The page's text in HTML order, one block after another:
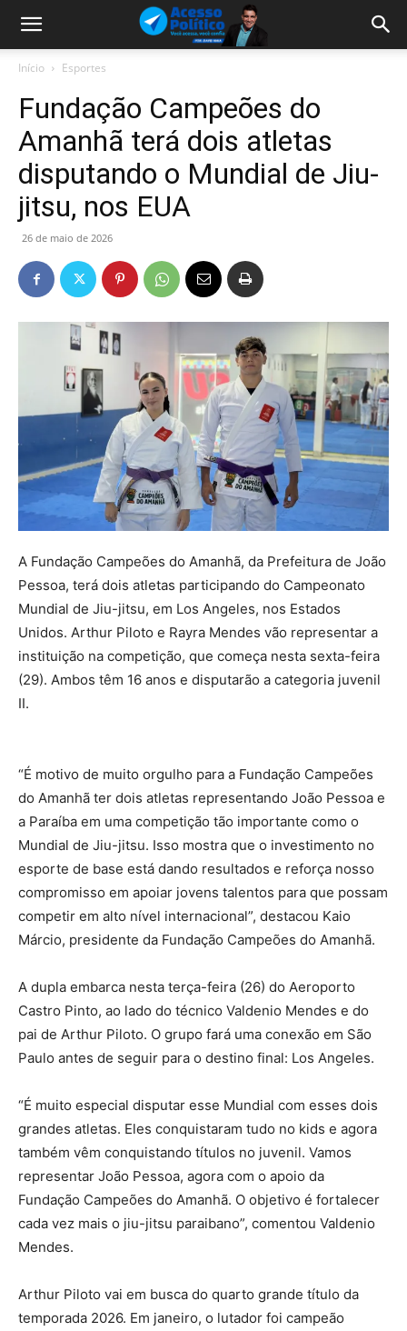
Início Esportes
Fundação Campeões do
Amanhã terá dois atletas
disputando o Mundial de Jiu-
jitsu, nos EUA
26 de maio de 2026
A Fundação Campeões do Amanhã, da Prefeitura de João
Pessoa, terá dois atletas participando do Campeonato
Mundial de Jiu-jitsu, em Los Angeles, nos Estados
Unidos. Arthur Piloto e Rayra Mendes vão representar a
instituição na competição, que começa nesta sexta-feira
(29). Ambos têm 16 anos e disputarão a categoria juvenil
II.
“É motivo de muito orgulho para a Fundação Campeões
do Amanhã ter dois atletas representando João Pessoa e
a Paraíba em uma competição tão importante como o
Mundial de Jiu-jitsu. Isso mostra que o investimento no
esporte de base está dando resultados e reforça nosso
compromisso em apoiar jovens talentos para que possam
competir em alto nível internacional”, destacou Kaio
Márcio, presidente da Fundação Campeões do Amanhã.
A dupla embarca nesta terça-feira (26) do Aeroporto
Castro Pinto, ao lado do técnico Valdenio Mendes e do
pai de Arthur Piloto. O grupo fará uma conexão em São
Paulo antes de seguir para o destino final: Los Angeles.
“É muito especial disputar esse Mundial com esses dois
grandes atletas. Eles conquistaram tudo no kids e agora
também vêm conquistando títulos no juvenil. Vamos
representar João Pessoa, agora com o apoio da
Fundação Campeões do Amanhã. O objetivo é fortalecer
cada vez mais o jiu-jitsu paraibano”, comentou Valdenio
Mendes.
Arthur Piloto vai em busca do quarto grande título da
temporada 2026. Em janeiro, o lutador foi campeão